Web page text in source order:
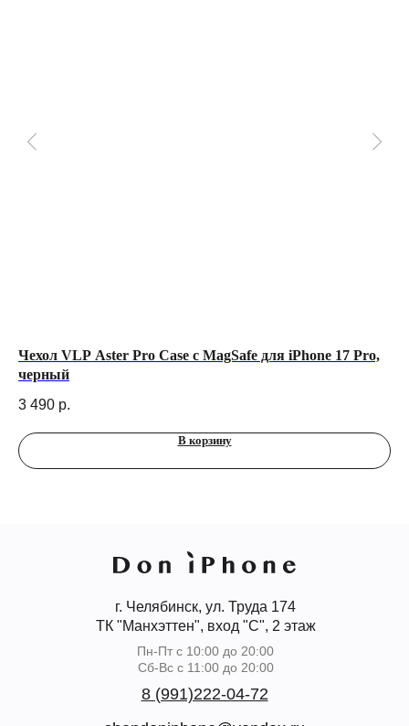
Чехол VLP Aster Pro Case с MagSafe для iPhone 17 Pro,
черный
3 490 р.
В корзину
г. Челябинск, ул. Труда 174
ТК "Манхэттен", вход "С", 2 этаж
Пн-Пт с 10:00 до 20:00
Сб-Вс с 11:00 до 20:00
8 (991)222-04-72